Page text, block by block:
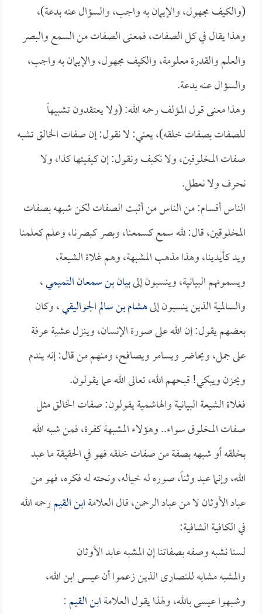
(والكيف مجهول، والإيمان به واجب، والسؤال عنه بدعة)،
وهذا يقال في كل الصفات، فمعنى الصفات من السمع والبصر
والعلم والقدرة معلومة، والكيف مجهول، والإيمان به واجب،
والسؤال عنه بدعة.
وهذا معنى قول المؤلف رحمه الله: (ولا يعتقدون تشبيهاً
للصفات بصفات خلقه)، يعني: لا نقول: إن صفات الخالق تشبه
صفات المخلوقين، ولا نكيف ونقول: إن كيفيتها كذا، ولا
نحرف ولا نعطل.
الناس أقسام: من الناس من أثبت الصفات لكن شبهه بصفات
المخلوقين، قال: لله سمع كسمعنا، وبصر كبصرنا، وعلم كعلمنا
ويد كأيدينا، وهذا مذهب المشبهة، وهم غلاة الشيعة،
ويسمونهم البيانية، وينسبون إلىبيان بن سمعان التميمي،
والسالمية الذين ينسبون إلىهشام بن سالم الجواليقي، وكان
بعضهم يقول: إن الله على صورة الإنسان، وينزل عشية عرفة
على جمل، ويحاضر ويسامر ويصافح، ومنهم من قال: إنه يندم
ويحزن ويبكي! قبحهم الله، تعالى الله عما يقولون.
فغلاة الشيعة البيانية والهاشمية يقولون: صفات الخالق مثل
صفات المخلوق سواء.. وهؤلاء المشبهة كفرة، فمن شبه الله
بخلقه أو شبهه بصفة من صفات خلقه فهو في الحقيقة ما عبد
الله، وإنما عبد وثناً، صوره له خياله، ونحته له فكره، فهو من
عباد الأوثان لا من عباد الرحمن، قال العلامةابن القيمرحمه الله
في الكافية الشافية:
لسنا نشبه وصفه بصفاتنا إن المشبه عابد الأوثان
والمشبه مشابه للنصارى الذين زعموا أن عيسى ابن الله،
وشبهوا عيسى بالله، ولهذا يقول العلامةابن القيم: